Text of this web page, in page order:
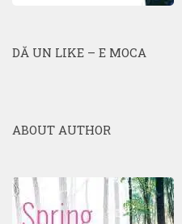
DĂ UN LIKE – E MOCA
ABOUT AUTHOR